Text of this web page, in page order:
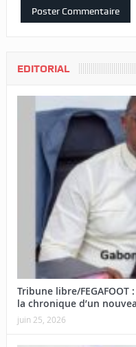
EDITORIAL
Tribune libre/
la chronique d’un
juin 25, 2026